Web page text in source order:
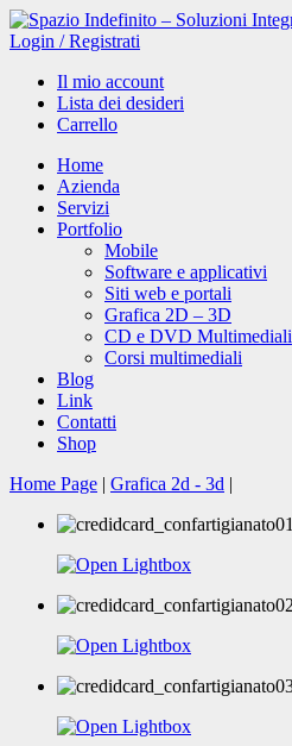
Login /Registrati
Il mio account
Lista dei desideri
Carrello
Home
Azienda
Servizi
Portfolio
Mobile
Software e applicativi
Siti web e portali
Grafica 2D – 3D
CD e DVD Multimediali
Corsi multimediali
Blog
Link
Contatti
Shop
Home Page | Grafica 2d - 3d |